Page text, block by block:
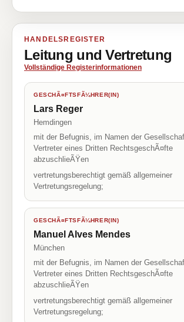
HANDELSREGISTER
Leitung und Vertretung
Vollständige Registerinformationen
GESCHÃ¤FTSFÃ¼HRER(IN)
Lars Reger
Hemdingen
mit der Befugnis, im Namen der
Vertreter eines Dritten RechtsgeschÃ¤fte
abzuschlieÃŸen
vertretungsberechtigt gemäß allgemeiner
Vertretungsregelung;
GESCHÃ¤FTSFÃ¼HRER(IN)
Manuel Alves Mendes
München
mit der Befugnis, im Namen der
Vertreter eines Dritten RechtsgeschÃ¤fte
abzuschlieÃŸen
vertretungsberechtigt gemäß allgemeiner
Vertretungsregelung;